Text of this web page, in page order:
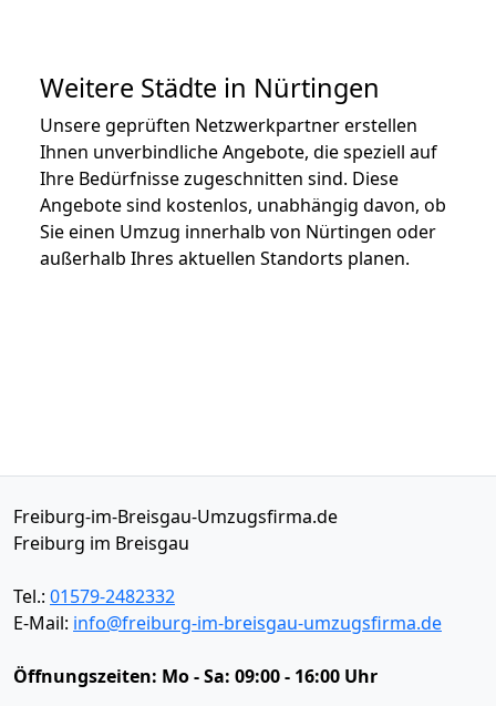
Weitere Städte in Nürtingen
Unsere geprüften Netzwerkpartner erstellen
Ihnen unverbindliche Angebote, die speziell auf
Ihre Bedürfnisse zugeschnitten sind. Diese
Angebote sind kostenlos, unabhängig davon, ob
Sie einen Umzug innerhalb von Nürtingen oder
außerhalb Ihres aktuellen Standorts planen.
Freiburg-im-Breisgau-Umzugsfirma.de
Freiburg im Breisgau
Tel.: 01579-2482332
E-Mail: info@freiburg-im-breisgau-umzugsfirma.de
Öffnungszeiten: Mo - Sa: 09:00 - 16:00 Uhr